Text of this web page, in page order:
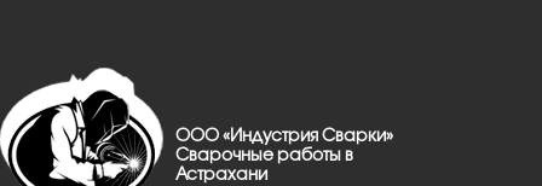
ООО «Индустрия Сварки»
Сварочные работы в
Астрахани